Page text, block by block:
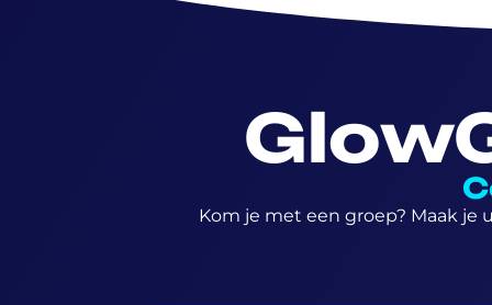
Kom je met een groep? Maak